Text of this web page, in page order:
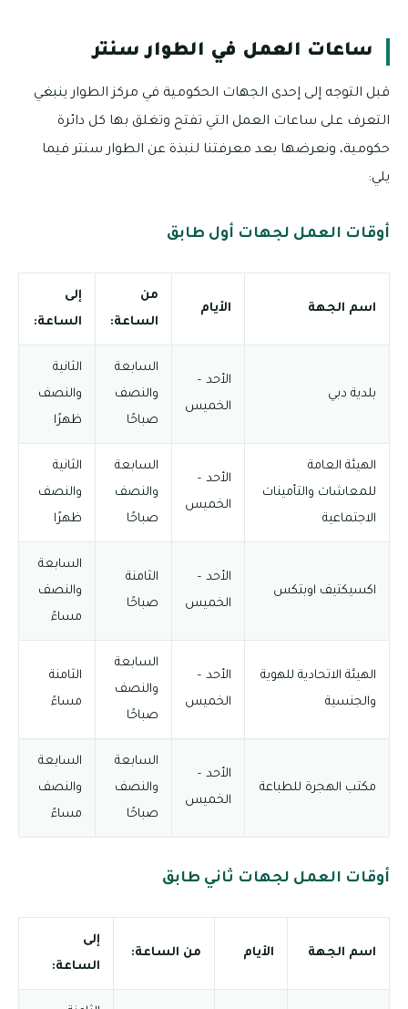
ساعات العمل في الطوار سنتر
قبل التوجه إلى إحدى الجهات الحكومية في مركز الطوار ينبغي
التعرف على ساعات العمل التي تفتح وتغلق بها كل دائرة
حكومية، ونعرضها بعد معرفتنا لنبذة عن الطوار سنتر فيما
يلي:
أوقات العمل لجهات أول طابق
اسم الجهة الأيام
من
الساعة:
إلى
الساعة:
بلدية دبي
الأحد –
الخميس
السابعة
والنصف
صباحًا
الثانية
والنصف
ظهرًا
الهيئة العامة
للمعاشات والتأمينات
الاجتماعية
الأحد –
الخميس
السابعة
والنصف
صباحًا
الثانية
والنصف
ظهرًا
اكسيكتيف اوبتكس
الأحد –
الخميس
الثامنة
صباحًا
السابعة
والنصف
مساءً
الهيئة الاتحادية للهوية
والجنسية
الأحد –
الخميس
السابعة
والنصف
صباحًا
الثامنة
مساءً
مكتب الهجرة للطباعة
الأحد –
الخميس
السابعة
والنصف
صباحًا
السابعة
والنصف
مساءً
أوقات العمل لجهات ثاني طابق
اسم الجهة الأيام من الساعة:
إلى
الساعة: